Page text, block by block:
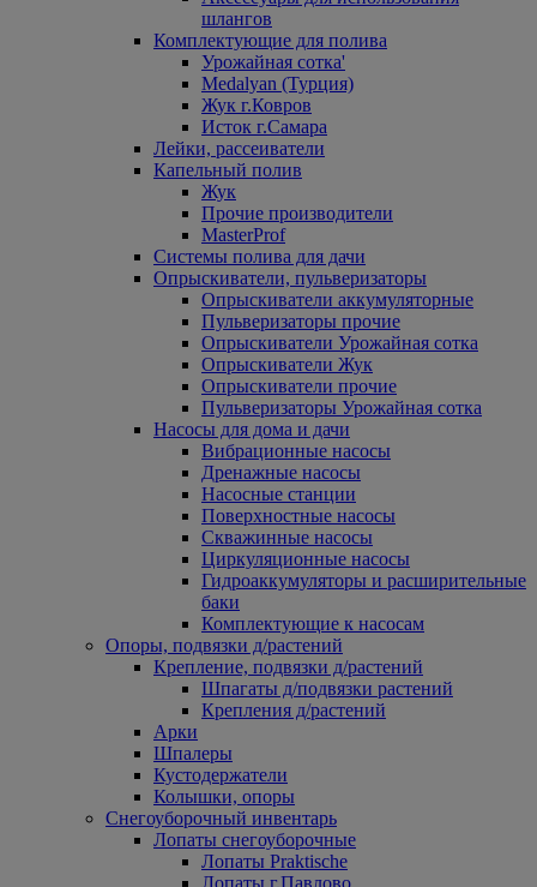
шлангов
Комплектующие для полива
Урожайная сотка'
Medalyan (Турция)
Жук г.Ковров
Исток г.Самара
Лейки, рассеиватели
Капельный полив
Жук
Прочие производители
MasterProf
Системы полива для дачи
Опрыскиватели, пульверизаторы
Опрыскиватели аккумуляторные
Пульверизаторы прочие
Опрыскиватели Урожайная сотка
Опрыскиватели Жук
Опрыскиватели прочие
Пульверизаторы Урожайная сотка
Насосы для дома и дачи
Вибрационные насосы
Дренажные насосы
Насосные станции
Поверхностные насосы
Скважинные насосы
Циркуляционные насосы
Гидроаккумуляторы и расширительные
баки
Комплектующие к насосам
Опоры, подвязки д/растений
Крепление, подвязки д/растений
Шпагаты д/подвязки растений
Крепления д/растений
Арки
Шпалеры
Кустодержатели
Колышки, опоры
Снегоуборочный инвентарь
Лопаты снегоуборочные
Лопаты Praktische
Лопаты г.Павлово